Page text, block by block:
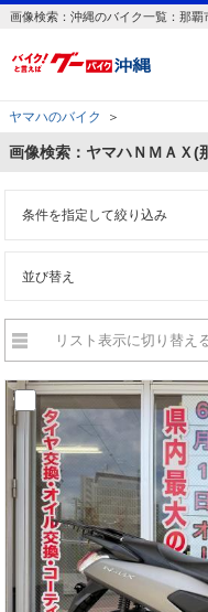
画像検索：沖縄のバイク一覧：那
ヤマハのバイク ＞
画像検索：ヤマハＮＭＡＸ(
条件を指定して絞り込み
並び替え
リスト表示に切り替え